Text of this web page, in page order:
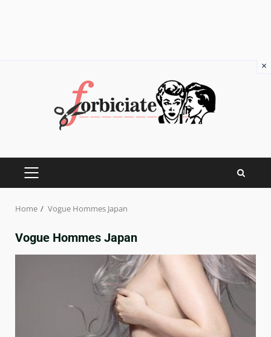
PRIMARY
Home Vogue Hommes Japan
Vogue Hommes Japan
×